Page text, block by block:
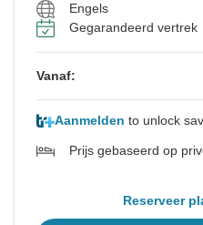
Engels
Gegarandeerd vertrek
Vanaf:
Aanmelden to unlock
Prijs gebaseerd op
Reserveer